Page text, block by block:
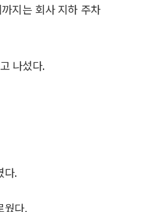
지는 회사 지하 주차
나섰다.
다.
웠다.